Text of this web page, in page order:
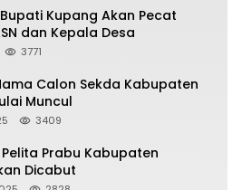
Kupang Akan Pecat
dan Kepala Desa
3771
Calon Sekda Kabupaten
Muncul
3409
Prabu Kabupaten
Dicabut